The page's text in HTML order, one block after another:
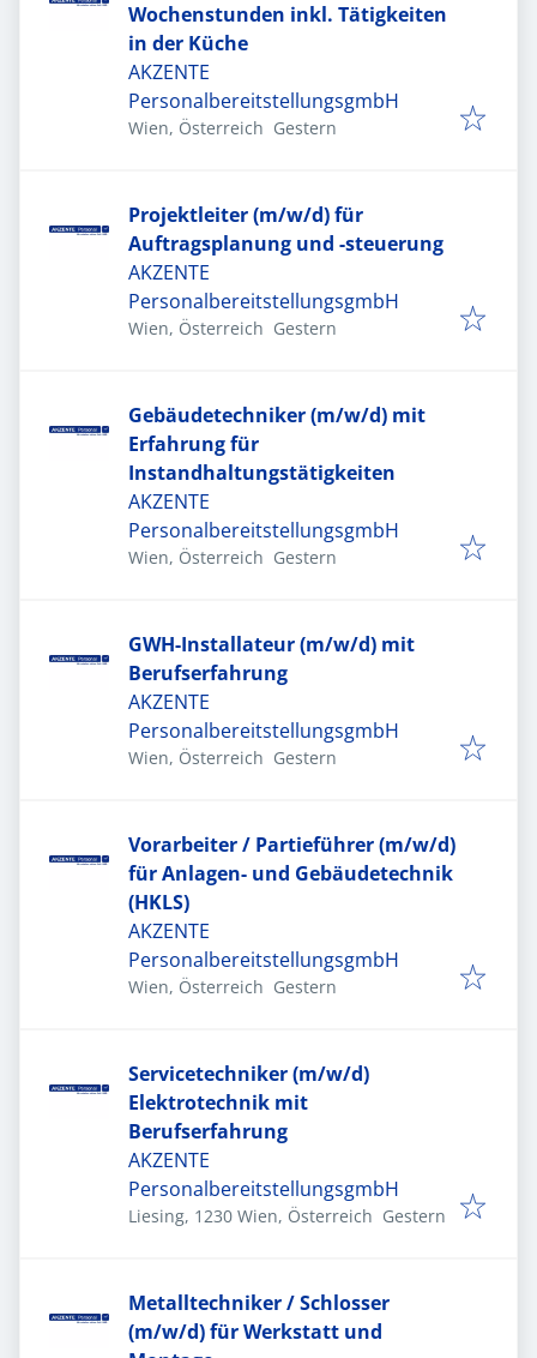
Wochenstunden inkl. Tätigkeiten
in der Küche
AKZENTE
PersonalbereitstellungsgmbH
Wien, Österreich Veröffentlicht
Gestern
Projektleiter (m/w/d) für
Auftragsplanung und -steuerung
AKZENTE
PersonalbereitstellungsgmbH
Wien, Österreich Veröffentlicht
Gestern
Gebäudetechniker (m/w/d) mit
Erfahrung für
Instandhaltungstätigkeiten
AKZENTE
PersonalbereitstellungsgmbH
Wien, Österreich Veröffentlicht
Gestern
GWH-Installateur (m/w/d) mit
Berufserfahrung
AKZENTE
PersonalbereitstellungsgmbH
Wien, Österreich Veröffentlicht
Gestern
Vorarbeiter / Partieführer (m/w/d)
für Anlagen- und Gebäudetechnik
(HKLS)
AKZENTE
PersonalbereitstellungsgmbH
Wien, Österreich Veröffentlicht
Gestern
Servicetechniker (m/w/d)
Elektrotechnik mit
Berufserfahrung
AKZENTE
PersonalbereitstellungsgmbH
Liesing, 1230 Wien, Österreich Veröffentlicht
Gestern
Metalltechniker / Schlosser
(m/w/d) für Werkstatt und